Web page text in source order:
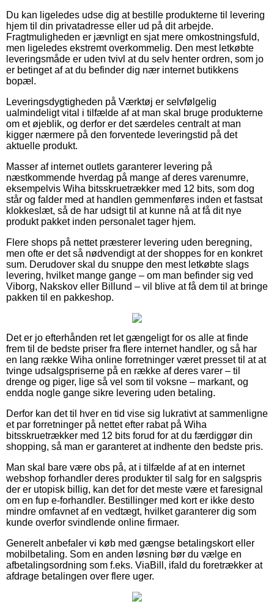
Du kan ligeledes udse dig at bestille produkterne til levering
hjem til din privatadresse eller ud på dit arbejde.
Fragtmuligheden er jævnligt en sjat mere omkostningsfuld,
men ligeledes ekstremt overkommelig. Den mest letkøbte
leveringsmåde er uden tvivl at du selv henter ordren, som jo
er betinget af at du befinder dig nær internet butikkens
bopæl.
Leveringsdygtigheden på Værktøj er selvfølgelig
ualmindeligt vital i tilfælde af at man skal bruge produkterne
om et øjeblik, og derfor er det særdeles centralt at man
kigger nærmere på den forventede leveringstid på det
aktuelle produkt.
Masser af internet outlets garanterer levering på
næstkommende hverdag på mange af deres varenumre,
eksempelvis Wiha bitsskruetrækker med 12 bits, som dog
står og falder med at handlen gemmenføres inden et fastsat
klokkeslæt, så de har udsigt til at kunne nå at få dit nye
produkt pakket inden personalet tager hjem.
Flere shops på nettet præsterer levering uden beregning,
men ofte er det så nødvendigt at der shoppes for en konkret
sum. Derudover skal du snuppe den mest letkøbte slags
levering, hvilket mange gange – om man befinder sig ved
Viborg, Nakskov eller Billund – vil blive at få dem til at bringe
pakken til en pakkeshop.
Det er jo efterhånden ret let gængeligt for os alle at finde
frem til de bedste priser fra flere internet handler, og så har
en lang række Wiha online forretninger været presset til at at
tvinge udsalgspriserne på en række af deres varer – til
drenge og piger, lige så vel som til voksne – markant, og
endda nogle gange sikre levering uden betaling.
Derfor kan det til hver en tid vise sig lukrativt at sammenligne
et par forretninger på nettet efter rabat på Wiha
bitsskruetrækker med 12 bits forud for at du færdiggør din
shopping, så man er garanteret at indhente den bedste pris.
Man skal bare være obs på, at i tilfælde af at en internet
webshop forhandler deres produkter til salg for en salgspris
der er utopisk billig, kan det for det meste være et faresignal
om en fup e-forhandler. Bestillinger med kort er ikke desto
mindre omfavnet af en vedtægt, hvilket garanterer dig som
kunde overfor svindlende online firmaer.
Generelt anbefaler vi køb med gængse betalingskort eller
mobilbetaling. Som en anden løsning bør du vælge en
afbetalingsordning som f.eks. ViaBill, ifald du foretrækker at
afdrage betalingen over flere uger.